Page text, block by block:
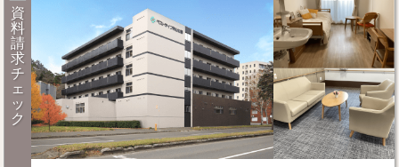
資
料
請
求
チ
ェ
ッ
ク